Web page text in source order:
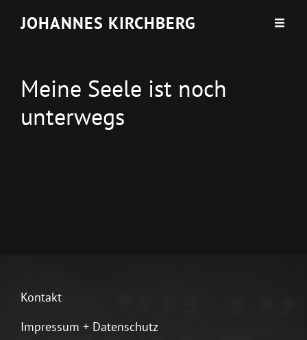
JOHANNES KIRCHBERG
Meine Seele ist noch
unterwegs
Kontakt
Impressum + Datenschutz